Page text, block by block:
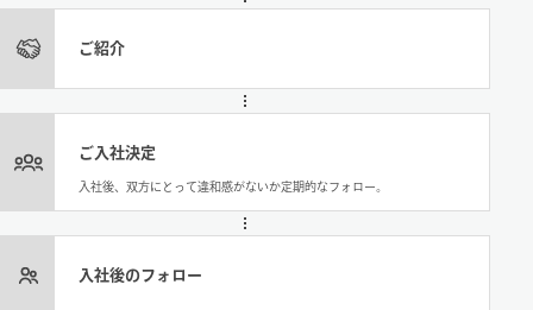
ご紹介
ご入社決定
入社後、双方にとって違和感がないか定期的なフォロー。
入社後のフォロー